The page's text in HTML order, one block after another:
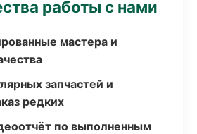
работы с нами
мастера и
запчастей и
редких
по выполненным